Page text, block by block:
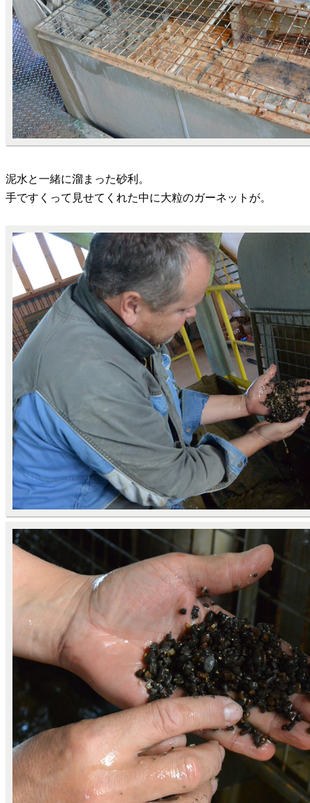
泥水と一緒に溜まった砂利。
手ですくって見せてくれた中に大粒のガーネットが。